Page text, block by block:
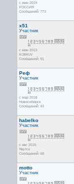
с июн 2019
РОССИЯ
Сообщений: 773
x51
Участник
с июн 2013
KO84UV
Сообщений: 91
Реф
Участник
с мар 2018
Новосибирск
Сообщений: 43
habelko
Участник
с авг 2015
Якутск
Сообщений: 68
motto
Участник